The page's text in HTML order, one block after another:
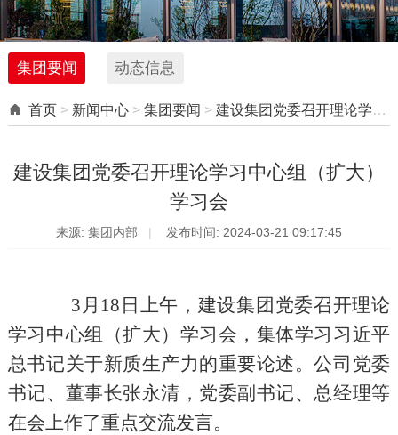
集团要闻 动态信息
 首页 > 新闻中心 >集团要闻 >建设集团党委召开理论学习中心组（扩大）学习会
建设集团党委召开理论学习中心组（扩大）
学习会
来源: 集团内部 发布时间: 2024-03-21 09:17:45
3 月 18 日上午，建设集团党委召开理论
学习中心组（扩大）学习会，集体学习习近平
总书记关于新质生产力的重要论述。公司党委
书记、董事长张永清，党委副书记、总经理等
在会上作了重点交流发言。